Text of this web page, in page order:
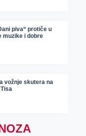
piva“ protiče u
muzike i dobre
vožnje skutera na